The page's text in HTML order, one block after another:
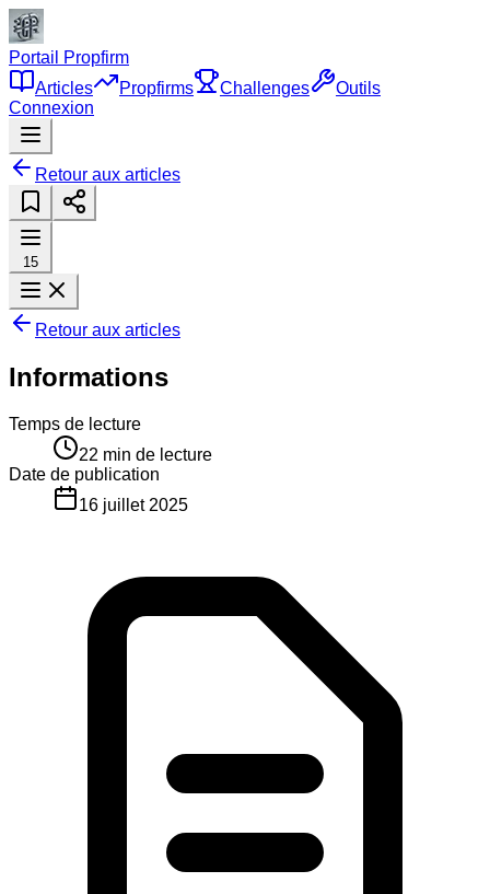
Portail Propfirm
Articles
Propfirms Challenges
Outils
Connexion
Retour aux articles
15
Retour aux articles
Informations
Temps de lecture
22 min de lecture
Date de publication
16 juillet 2025